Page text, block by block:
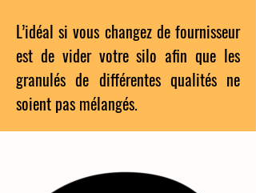
L’idéal si vous changez de fournisseur
est de vider votre silo afin que les
granulés de différentes qualités ne
soient pas mélangés.